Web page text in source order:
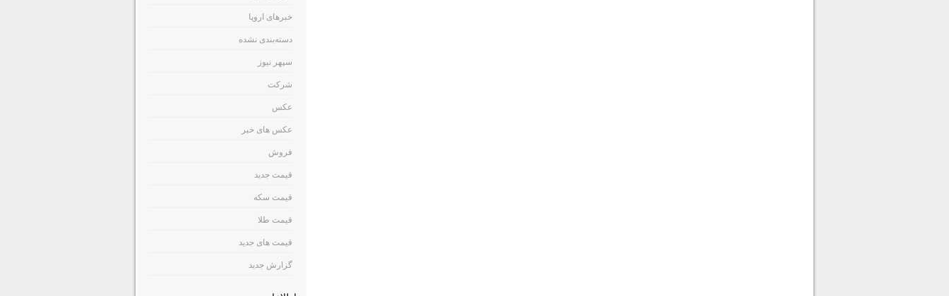
خبرهای اروپا
دسته‌بندی نشده
سپهر نیوز
شرکت
عکس
عکس های خبر
فروش
قیمت جدید
قیمت سکه
قیمت طلا
قیمت های جدید
گزارش جدید